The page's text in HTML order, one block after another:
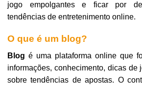
jogo empolgantes e ficar por
tendências de entretenimento online.
O que é um blog?
Blog é uma plataforma online que
informações, conhecimento, dicas de
sobre tendências de apostas. O